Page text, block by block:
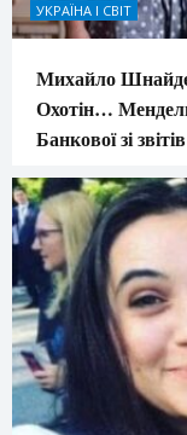
УКРАЇНА І СВІТ
Михайло
Охотін…
Банкової зі